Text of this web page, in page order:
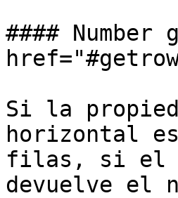
#### Number
Si la
horizontal
filas, si el
devuelve el